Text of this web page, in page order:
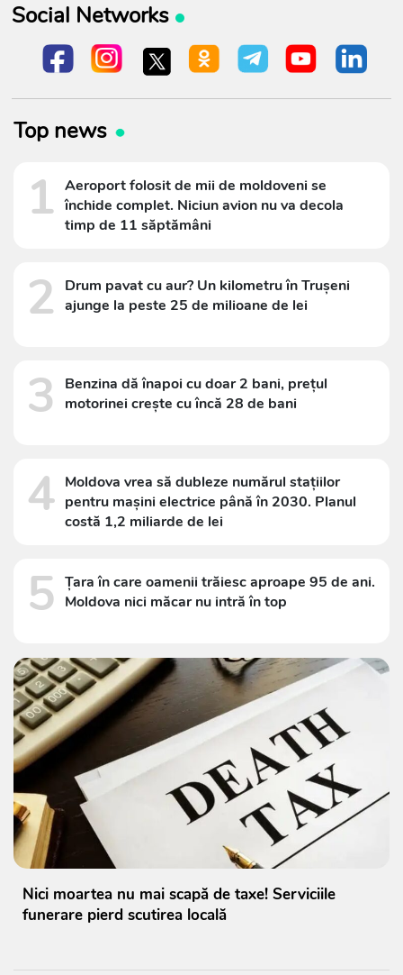
Social Networks
Top news
1 Aeroport folosit de mii de moldoveni se
închide complet. Niciun avion nu va decola
timp de 11 săptămâni
2
Drum pavat cu aur? Un kilometru în Trușeni
ajunge la peste 25 de milioane de lei
3
Benzina dă înapoi cu doar 2 bani, prețul
motorinei crește cu încă 28 de bani
4 Moldova vrea să dubleze numărul stațiilor
pentru mașini electrice până în 2030. Planul
costă 1,2 miliarde de lei
5 Țara în care oamenii trăiesc aproape 95 de ani.
Moldova nici măcar nu intră în top
Nici moartea nu mai scapă de taxe! Serviciile
funerare pierd scutirea locală